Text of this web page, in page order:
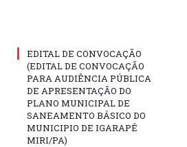
EDITAL DE CONVOCAÇÃO
(EDITAL DE CONVOCAÇÃO
PARA AUDIÊNCIA PÚBLICA
DE APRESENTAÇÃO DO
PLANO MUNICIPAL DE
SANEAMENTO BÁSICO DO
MUNICIPIO DE IGARAPÉ
MIRI/PA)